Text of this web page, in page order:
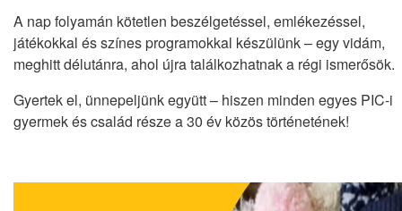
A nap folyamán kötetlen beszélgetéssel, emlékezéssel,
játékokkal és színes programokkal készülünk – egy vidám,
meghitt délutánra, ahol újra találkozhatnak a régi ismerősök.
Gyertek el, ünnepeljünk együtt – hiszen minden egyes PIC-i
gyermek és család része a 30 év közös történetének!